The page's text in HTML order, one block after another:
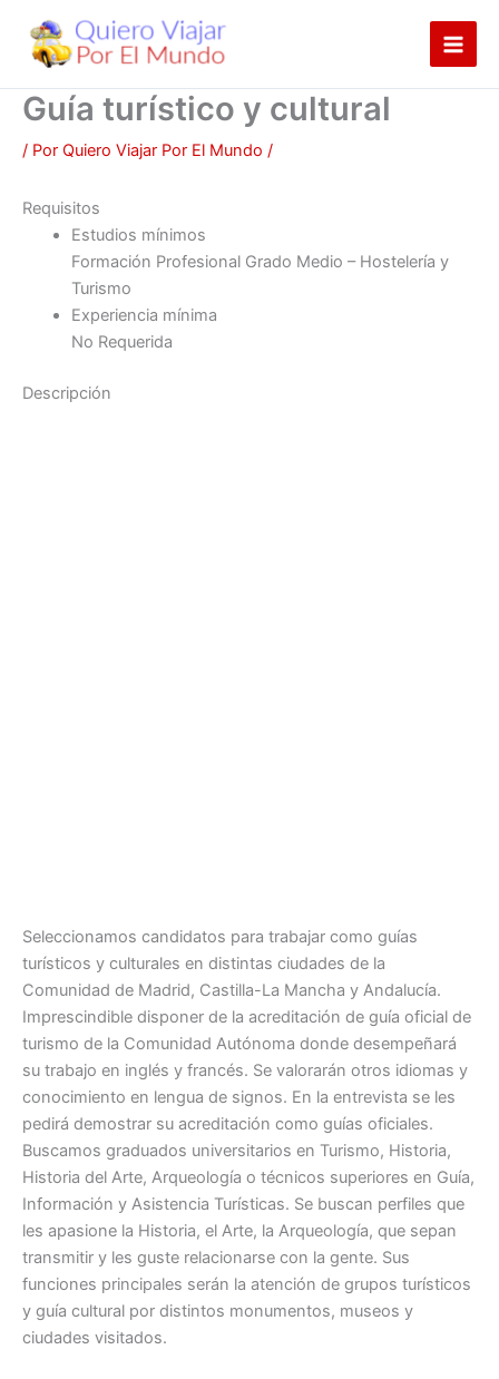
contenido
Guía turístico y cultural
/ Por Quiero Viajar Por El Mundo /
Requisitos
Estudios mínimos
Formación Profesional Grado Medio – Hostelería y
Turismo
Experiencia mínima
No Requerida
Descripción
Seleccionamos candidatos para trabajar como guías
turísticos y culturales en distintas ciudades de la
Comunidad de Madrid, Castilla-La Mancha y Andalucía.
Imprescindible disponer de la acreditación de guía oficial de
turismo de la Comunidad Autónoma donde desempeñará
su trabajo en inglés y francés. Se valorarán otros idiomas y
conocimiento en lengua de signos. En la entrevista se les
pedirá demostrar su acreditación como guías oficiales.
Buscamos graduados universitarios en Turismo, Historia,
Historia del Arte, Arqueología o técnicos superiores en Guía,
Información y Asistencia Turísticas. Se buscan perfiles que
les apasione la Historia, el Arte, la Arqueología, que sepan
transmitir y les guste relacionarse con la gente. Sus
funciones principales serán la atención de grupos turísticos
y guía cultural por distintos monumentos, museos y
ciudades visitados.